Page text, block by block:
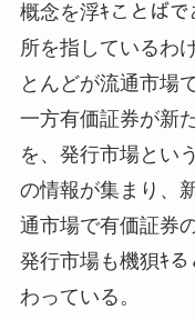
概念を浮ｷことば
所を指しているわ
とんどが流通市場
一方有価証券が新
を、発行市場とい
の情報が集まり、
通市場で有価証券
発行市場も機狽ｷ
わっている。